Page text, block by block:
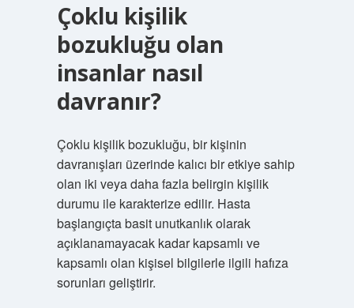
Çoklu kişilik
bozukluğu olan
insanlar nasıl
davranır?
Çoklu kişilik bozukluğu, bir kişinin
davranışları üzerinde kalıcı bir etkiye sahip
olan iki veya daha fazla belirgin kişilik
durumu ile karakterize edilir. Hasta
başlangıçta basit unutkanlık olarak
açıklanamayacak kadar kapsamlı ve
kapsamlı olan kişisel bilgilerle ilgili hafıza
sorunları geliştirir.